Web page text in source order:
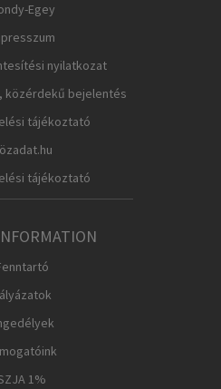
Egey
nyilatkozat
közérdekű bejelentés
tájékoztató
tájékoztató
1%